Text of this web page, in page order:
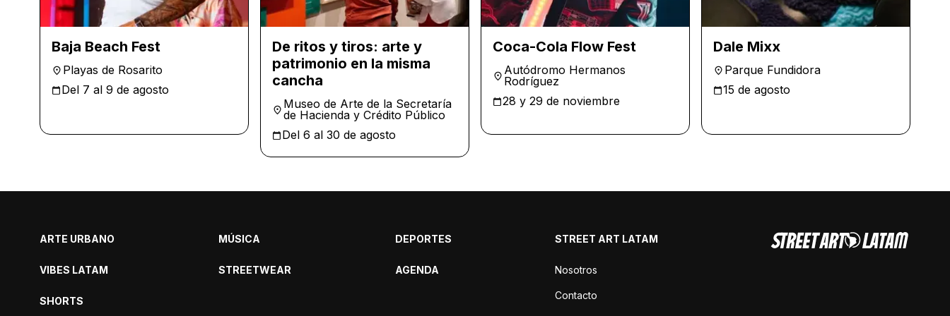
Baja Beach Fest
Playas de Rosarito
Del 7 al 9 de agosto
De ritos y tiros: arte y
patrimonio en la misma
cancha
Museo de Arte de la Secretaría
de Hacienda y Crédito Público
Del 6 al 30 de agosto
Coca-Cola Flow Fest
Autódromo Hermanos
Rodríguez
28 y 29 de noviembre
Dale Mixx
Parque Fundidora
15 de agosto
ARTE URBANO
VIBES LATAM
SHORTS
MÚSICA
STREETWEAR
DEPORTES
AGENDA
STREET ART LATAM
Nosotros
Contacto